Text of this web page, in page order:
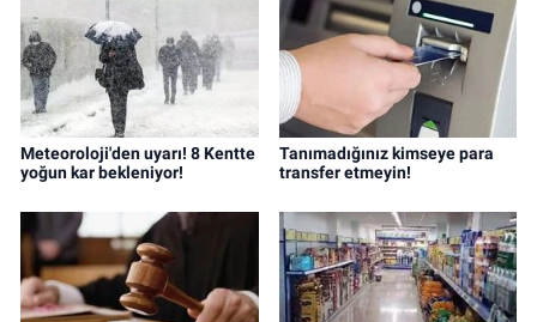
Meteoroloji'den uyarı! 8 Kentte
yoğun kar bekleniyor!
Tanımadığınız kimseye para
transfer etmeyin!